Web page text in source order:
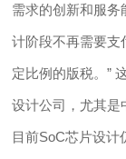
需求的创新和服务
计阶段不再需要支
定比例的版税。”
设计公司，尤其是
目前SoC芯片设计